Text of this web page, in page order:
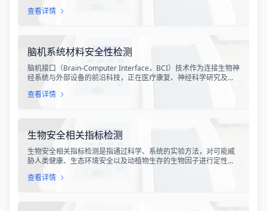
入设备，每一种产品都需要经过严格的有效性验证，以确保其在临
查看详情
脑机系统材料安全性检测
脑机接口（Brain-Computer Interface，BCI）技术作为连接生物神
经系统与外部设备的前沿科技，正在医疗康复、神经科学研究及人
床应用，其材料安全性问题日益受到关注。脑机系统材料安全性检
查看详情
生物安全相关指标检测
生物安全相关指标检测是指通过科学、系统的实验方法，对可能威
胁人类健康、生态环境安全以及动植物生存的生物因子进行定性或
及新发突发传染病频发，生物安全已成为国家安全的重要组成部
查看详情